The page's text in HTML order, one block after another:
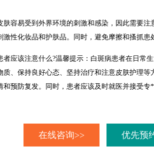
易受到外界环境的刺激和感染，因此需要注
激性化妆品和护肤品。同时，避免摩擦和搔抓患
该注意什么?温馨提示：白斑病患者在日常生
质、保持良好心态、坚持治疗和注意皮肤护理
和预防复发。同时，患者应该及时就医并接受专
在线咨询>> 优先预